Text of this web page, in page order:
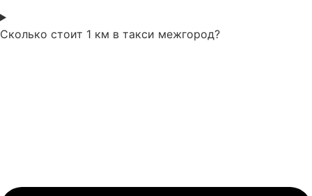
Сколько стоит 1 км в такси межгород?